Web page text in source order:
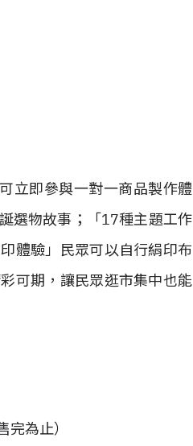
立即參與一對一商品製作體
選物故事；「17種主題工作
體驗」民眾可以自行絹印布
可期，讓民眾逛市集中也能
為止）